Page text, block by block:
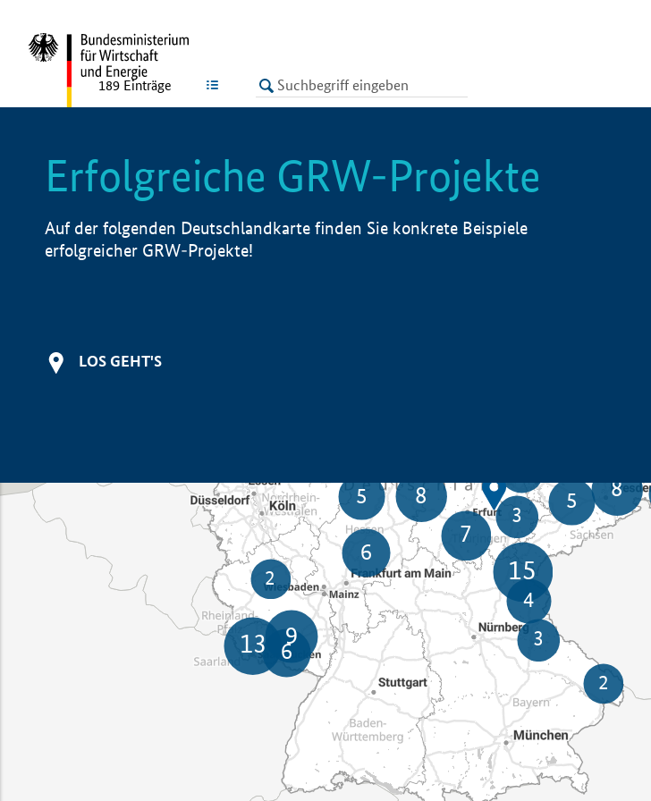
LISTE
189 Einträge
Erfolgreiche GRW-Projekte
Auf der folgenden Deutschlandkarte finden Sie konkrete Beispiele
erfolgreicher GRW-Projekte!
LOS GEHT'S